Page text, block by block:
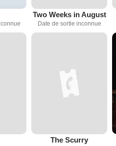
Two Weeks in August
Date de sortie inconnue
The Scurry